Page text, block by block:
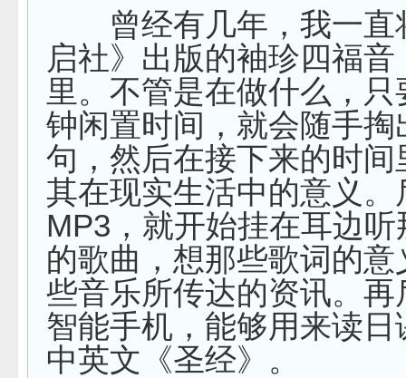
曾经有几年，我一直
启社》出版的袖珍四福
里。不管是在做什么，
钟闲置时间，就会随手掏
句，然后在接下来的时间
其在现实生活中的意义。
MP3，就开始挂在耳边
的歌曲，想那些歌词的意
些音乐所传达的资讯。再
智能手机，能够用来读日
中英文《圣经》。